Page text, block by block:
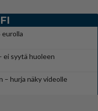
eurolla
syytä huoleen
– hurja näky videolle